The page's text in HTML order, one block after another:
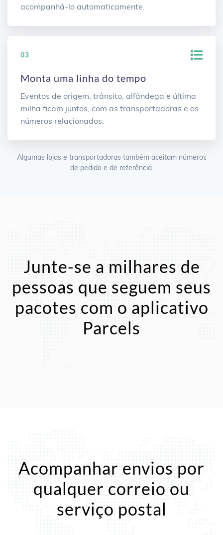
acompanhá-lo automaticamente.
03
Monta uma linha do tempo
Eventos de origem, trânsito, alfândega e última
milha ficam juntos, com as transportadoras e os
números relacionados.
Algumas lojas e transportadoras também aceitam números
de pedido e de referência.
Junte-se a milhares de
pessoas que seguem seus
pacotes com o aplicativo
Parcels
Acompanhar envios por
qualquer correio ou
serviço postal